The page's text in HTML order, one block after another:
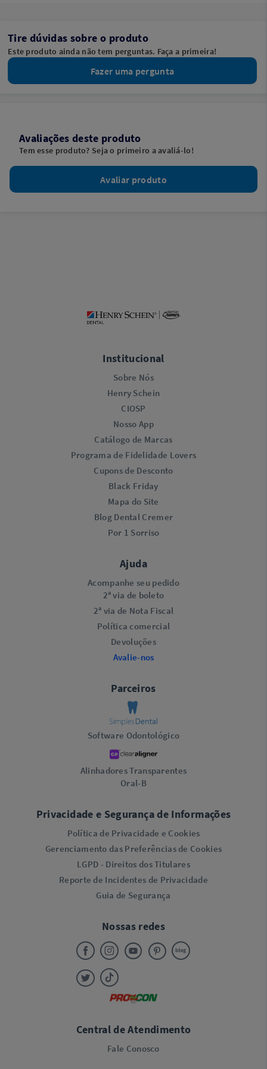
Tire dúvidas sobre o produto
Este produto ainda não tem perguntas. Faça a primeira!
Fazer uma pergunta
Avaliações deste produto
Tem esse produto? Seja o primeiro a avaliá-lo!
Avaliar produto
Institucional
Sobre Nós
Henry Schein
CIOSP
Nosso App
Catálogo de Marcas
Programa de Fidelidade Lovers​
Cupons de Desconto
Black Friday
Mapa do Site
Blog Dental Cremer
Por 1 Sorriso
Ajuda
Acompanhe seu pedido
2ª via de boleto
2ª via de Nota Fiscal
Política comercial
Devoluções
Avalie-nos
Parceiros
Software Odontológico
Alinhadores Transparentes
Oral-B
Privacidade e Segurança de Informações
Política de Privacidade e Cookies
Gerenciamento das Preferências de Cookies
LGPD - Direitos dos Titulares
Reporte de Incidentes de Privacidade
Guia de Segurança
Nossas redes
Central de Atendimento
Fale Conosco